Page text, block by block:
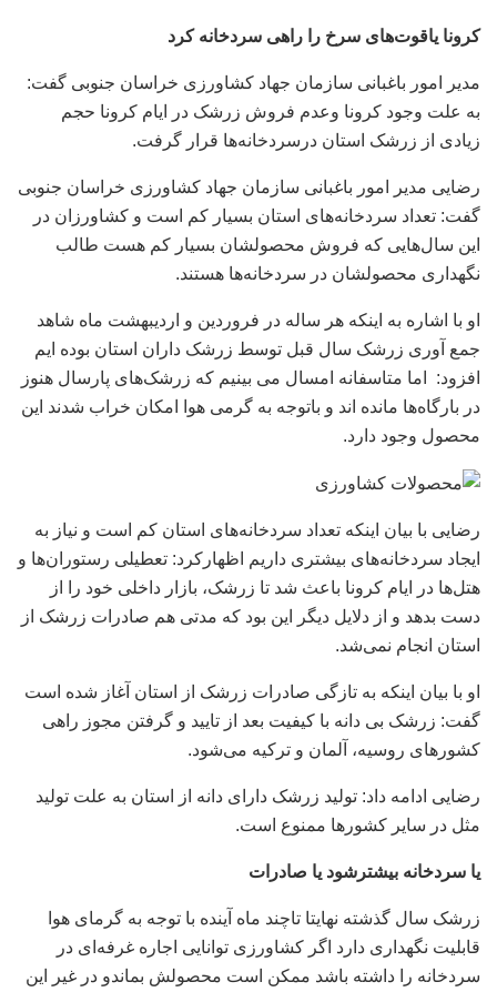
کرونا یاقوت‌های سرخ را راهی سردخانه کرد
مدیر امور باغبانی سازمان جهاد کشاورزی خراسان جنوبی گفت:
به علت وجود کرونا وعدم فروش زرشک در ایام کرونا حجم
زیادی از زرشک استان درسردخانه‌ها قرار گرفت.
رضایی مدیر امور باغبانی سازمان جهاد کشاورزی خراسان جنوبی
گفت: تعداد سردخانه‌های استان بسیار کم است و کشاورزان در
این سال‌هایی که فروش محصولشان بسیار کم هست طالب
نگهداری محصولشان در سردخانه‌ها هستند.
او با اشاره به اینکه هر ساله در فروردین و اردیبهشت ماه شاهد
جمع آوری زرشک سال قبل توسط زرشک داران استان بوده ایم
افزود: اما متاسفانه امسال می بینیم که زرشک‌های پارسال هنوز
در بارگاه‌ها مانده اند و باتوجه به گرمی هوا امکان خراب شدند این
محصول وجود دارد.
رضایی با بیان اینکه تعداد سردخانه‌های استان کم است و نیاز به
ایجاد سردخانه‌های بیشتری داریم اظهارکرد: تعطیلی رستوران‌ها و
هتل‌ها در ایام کرونا باعث شد تا زرشک، بازار داخلی خود را از
دست بدهد و از دلایل دیگر این بود که مدتی هم صادرات زرشک از
استان انجام نمی‌شد.
او با بیان اینکه به تازگی صادرات زرشک از استان آغاز شده است
گفت: زرشک بی دانه‌ با کیفیت بعد از تایید و گرفتن مجوز راهی
کشور‌های روسیه، آلمان و ترکیه می‌شود.
رضایی ادامه داد: تولید زرشک دارای دانه از استان به علت تولید
مثل در سایر کشور‌ها ممنوع است.
یا سردخانه بیشترشود یا صادرات
زرشک سال گذشته نهایتا تاچند ماه آینده با توجه به گرمای هوا
قابلیت نگهداری دارد اگر کشاورزی توانایی اجاره غرفه‌ای در
سردخانه را داشته باشد ممکن است محصولش بماندو در غیر این